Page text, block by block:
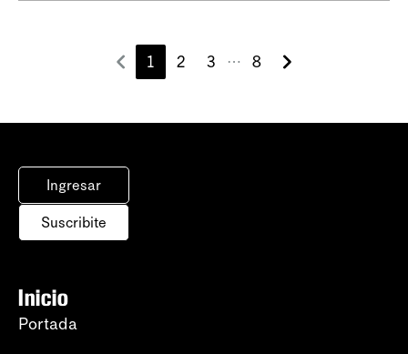
1 2 3 ⋯ 8
Ingresar
Suscribite
Inicio
Portada